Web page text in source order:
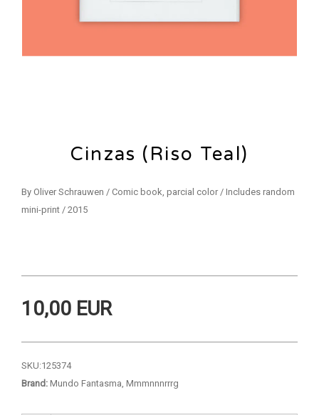
Cinzas (Riso Teal)
By Oliver Schrauwen / Comic book, parcial color / Includes random
mini-print / 2015
10,00 EUR
SKU:125374
Brand: Mundo Fantasma, Mmmnnnrrrg